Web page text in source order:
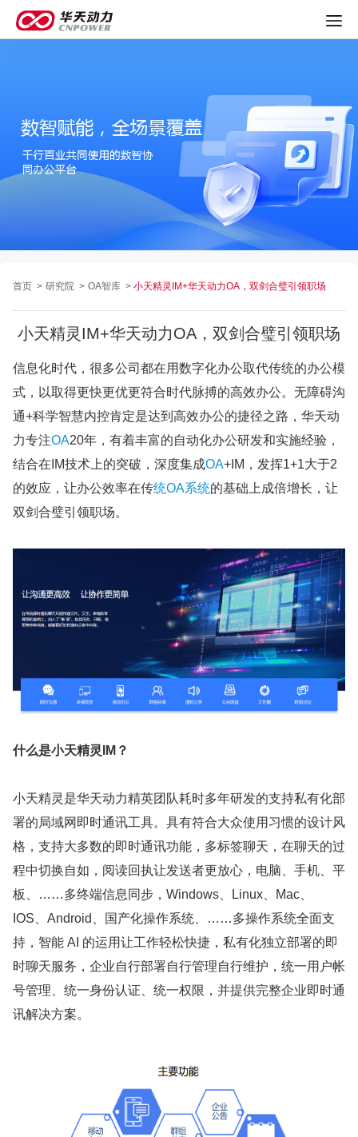
首页 > 研究院 > OA智库 > 小天精灵IM+华天动力OA，双剑合璧引领职场
小天精灵IM+华天动力OA，双剑合璧引领职场
信息化时代，很多公司都在用数字化办公取代传统的办公模
式，以取得更快更优更符合时代脉搏的高效办公。无障碍沟
通+科学智慧内控肯定是达到高效办公的捷径之路，华天动
力专注OA20年，有着丰富的自动化办公研发和实施经验，
结合在IM技术上的突破，深度集成OA+IM，发挥1+1大于2
的效应，让办公效率在传统OA系统的基础上成倍增长，让
双剑合璧引领职场。
什么是小天精灵IM？
小天精灵是华天动力精英团队耗时多年研发的支持私有化部
署的局域网即时通讯工具。具有符合大众使用习惯的设计风
格，支持大多数的即时通讯功能，多标签聊天，在聊天的过
程中切换自如，阅读回执让发送者更放心，电脑、手机、平
板、……多终端信息同步，Windows、Linux、Mac、
IOS、Android、国产化操作系统、……多操作系统全面支
持，智能 AI 的运用让工作轻松快捷，私有化独立部署的即
时聊天服务，企业自行部署自行管理自行维护，统一用户帐
号管理、统一身份认证、统一权限，并提供完整企业即时通
讯解决方案。